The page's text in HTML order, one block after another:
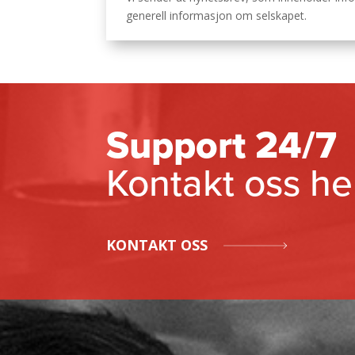
generell informasjon om selskapet.
Support 24/7
Kontakt oss
KONTAKT OSS